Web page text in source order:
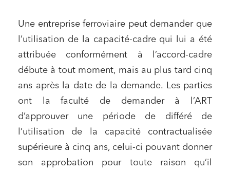
Une entreprise ferroviaire peut demander que
l’utilisation de la capacité-cadre qui lui a été
attribuée conformément à l’accord-cadre
débute à tout moment, mais au plus tard cinq
ans après la date de la demande. Les parties
ont la faculté de demander à l’ART
d’approuver une période de différé de
l’utilisation de la capacité contractualisée
supérieure à cinq ans, celui-ci pouvant donner
son approbation pour toute raison qu’il